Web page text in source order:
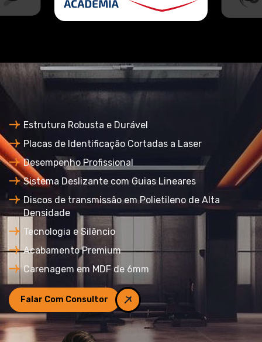
Estrutura Robusta e Durável
Placas de Identificação Cortadas a Laser
Desempenho Profissional
Sistema Deslizante com Guias Lineares
Discos de transmissão em Polietileno de Alta
Densidade
Tecnologia e Silêncio
Acabamento Premium
Carenagem em MDF de 6mm
Falar Com Consultor